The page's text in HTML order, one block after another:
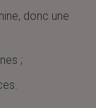
donc une
;